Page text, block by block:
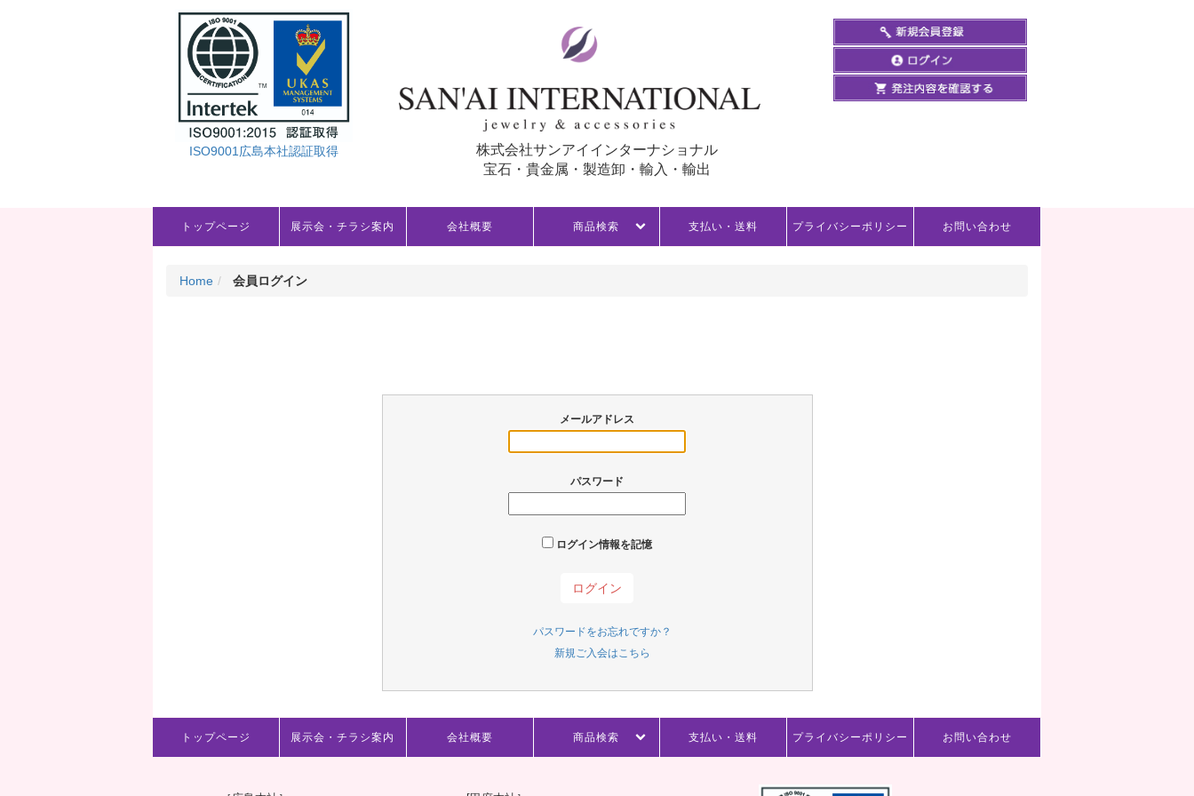
ISO9001広島本社認証取得
株式会社サンアイインターナショナル
宝石・貴金属・製造卸・輸入・輸出
トップページ 展示会・チラシ案内 会社概要 商品検索 支払い・送料 プライバシーポリシー お問い合わせ
Home 会員ログイン
メールアドレス
パスワード
ログイン情報を記憶
パスワードをお忘れですか？
新規ご入会はこちら
トップページ 展示会・チラシ案内 会社概要 商品検索 支払い・送料 プライバシーポリシー お問い合わせ